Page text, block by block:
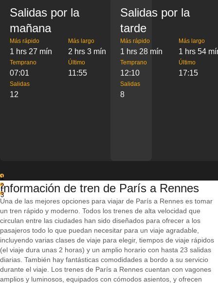
Salidas por la
mañana
Más rápido
1 hrs 27 mín
Más largo
2 hrs 3 mín
Temprano
07:01
Último
11:55
Salidas
12
Salidas por la
tarde
Más rápido
1 hrs 28 mín
Más largo
1 hrs 54
Temprano
12:10
Último
17:15
Salidas
8
1
2
3
Información de tren de París a Rennes
Una de las mejores opciones para viajar de París a Rennes es tomar
un tren rápido y moderno. Todos los trenes de alta velocidad que
circulan entre las ciudades han sido diseñados para ofrecer a los
pasajeros todo lo que puedan necesitar para un viaje agradable,
incluyendo varias clases de viaje para elegir, tiempos de viaje rápidos
(el viaje dura unas 2 horas) y un amplio horario con hasta 23 salidas
diarias. También hay fantásticas comodidades a bordo a su servicio
durante el viaje. Los trenes de París a Rennes cuentan con vagones
amplios y luminosos, equipados con cómodos asientos, y ofrecen